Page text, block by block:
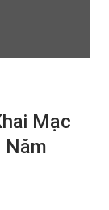
Mạc
Năm